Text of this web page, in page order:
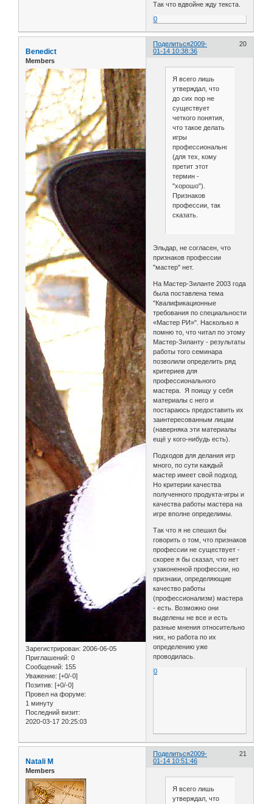
Так что вдвойне жду текста.
0
Поделиться 20
2009-
01-14 10:38:36
Benedict
Members
Зарегистрирован: 2006-06-05
Приглашений: 0
Сообщений: 155
Уважение: [+0/-0]
Позитив: [+0/-0]
Провел на форуме:
1 минуту
Последний визит:
2020-03-17 20:25:03
Я всего лишь
утверждал, что
до сих пор не
существует
четкого понятия,
что такое делать
игры
профессионально
(для тех, кому
претит этот
термин -
"хорошо").
Признаков
профессии, так
сказать.
Эльдар, не согласен, что
признаков профессии
"мастер" нет.
На Мастер-Зиланте 2003 года
была поставлена тема
"Квалификационные
требования по специальности
«Мастер РИ»". Насколько я
помню то, что читал по этому
Мастер-Зиланту - результаты
работы того семинара
позволили определить ряд
критериев для
профессионального
мастера. Я поищу у себя
материалы с него и
постараюсь предоставить их
заинтересованным лицам
(наверняка эти материалы
ещё у кого-нибудь есть).
Подходов для делания игр
много, по сути каждый
мастер имеет свой подход.
Но критерии качества
полученного продукта-игры и
качества работы мастера на
игре вполне определимы.
Так что я не спешил бы
говорить о том, что признаков
профессии не существует -
скорее я бы сказал, что нет
узаконенной профессии, но
признаки, определяющие
качество работы
(профессионализм) мастера
- есть. Возможно они
выделены не все и есть
разные мнения относительно
них, но работа по их
определению уже
проводилась.
0
Поделиться 21
2009-
01-14 10:51:46
Natali M
Members
Я всего лишь
утверждал, что